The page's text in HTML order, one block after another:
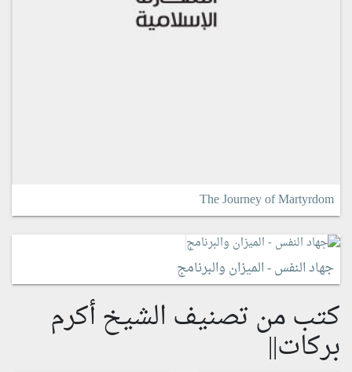
The Journey of Martyrdom
جهاد النفس - الميزان والبرنامج
كتب من تصنيف الشيخ أكرم
بركات||